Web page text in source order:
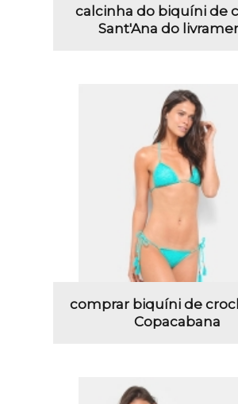
calcinha do biquíni de
Sant'Ana do
comprar biquíni de
Copacabana